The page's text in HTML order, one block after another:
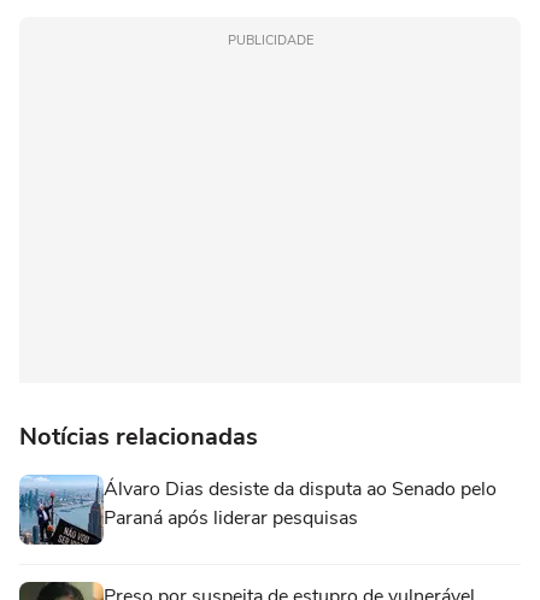
PUBLICIDADE
Notícias relacionadas
Álvaro Dias desiste da disputa ao Senado pelo
Paraná após liderar pesquisas